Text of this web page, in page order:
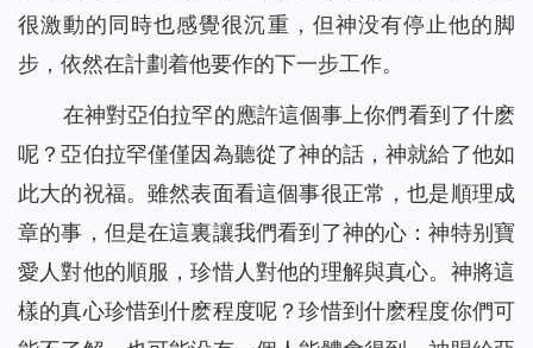
很激動的同時也感覺很沉重，但神没有停止他的脚
步，依然在計劃着他要作的下一步工作。
在神對亞伯拉罕的應許這個事上你們看到了什麽
呢？亞伯拉罕僅僅因為聽從了神的話，神就給了他如
此大的祝福。雖然表面看這個事很正常，也是順理成
章的事，但是在這裏讓我們看到了神的心：神特别寶
愛人對他的順服，珍惜人對他的理解與真心。神將這
樣的真心珍惜到什麽程度呢？珍惜到什麽程度你們可